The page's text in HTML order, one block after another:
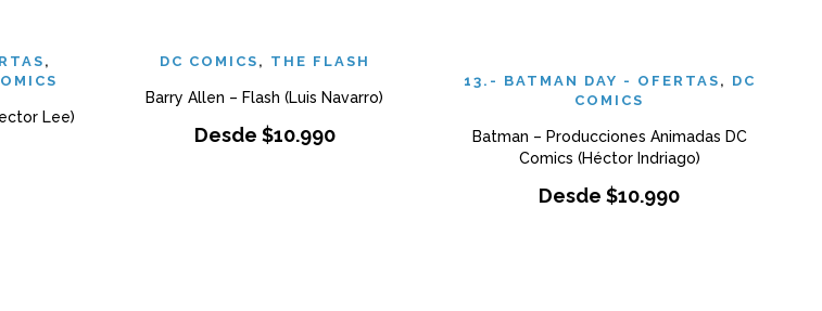
,
Lee)
DC COMICS , THE FLASH
Barry Allen – Flash (Luis Navarro)
Desde $10.990
13.- BATMAN DAY - OFERTAS , DC
COMICS
Batman – Producciones Animadas DC
Comics (Héctor Indriago)
Desde$10.990